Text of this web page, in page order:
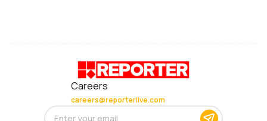
Careers
careers@reporterlive.com